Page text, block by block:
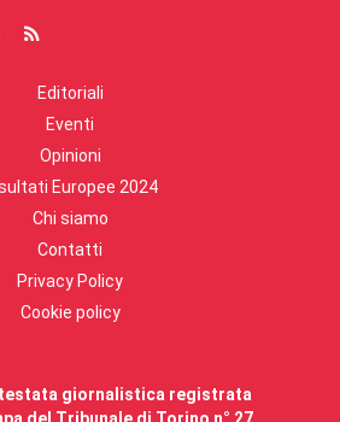
Editoriali
Eventi
Opinioni
Europee 2024
Chi siamo
Contatti
Privacy Policy
Cookie policy
testata giornalistica registrata